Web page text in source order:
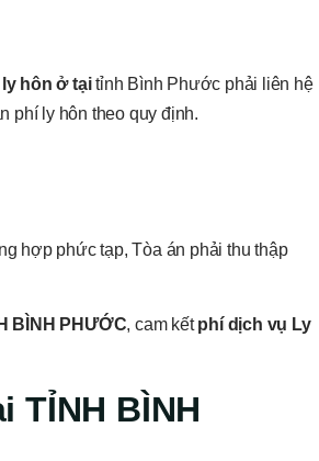
ly hôn ở tạitỉnh Bình Phước phải liên hệ
phí ly hôn theo quy định.
hợp phức tạp, Tòa án phải thu thập
BÌNH PHƯỚC, cam kếtphí dịch vụ Ly
TỈNH BÌNH